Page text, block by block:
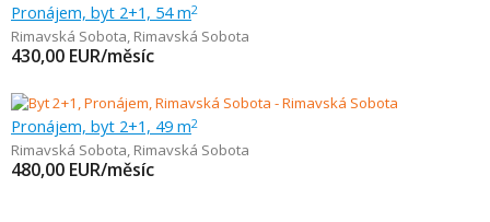
Pronájem, byt 2+1, 54 m2
Rimavská Sobota, Rimavská Sobota
430,00 EUR/měsíc
Pronájem, byt 2+1, 49 m2
Rimavská Sobota, Rimavská Sobota
480,00 EUR/měsíc